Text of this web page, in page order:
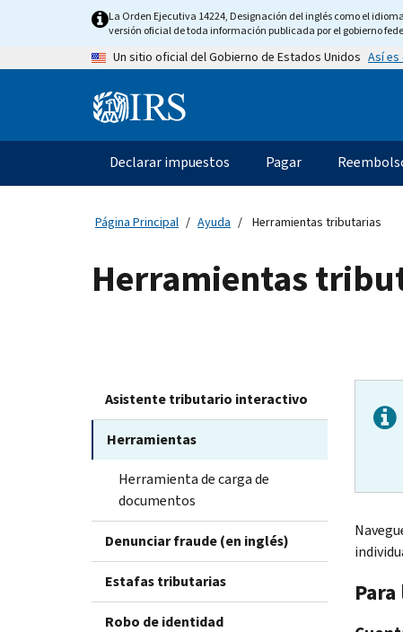
content
La Orden Ejecutiva 14224, Designación del inglés como el
versión oficial de toda información publicada por el gobierno
Un sitio oficial del Gobierno de Estados Unidos Así
Information
Navegación
principal
Declarar impuestos Pagar
Página Principal Ayuda Herramientas tributarias
Herramientas
Asistente tributario interactivo
Herramientas
Herramienta de carga de
documentos
Denunciar fraude (en inglés)
Estafas tributarias
Robo de identidad